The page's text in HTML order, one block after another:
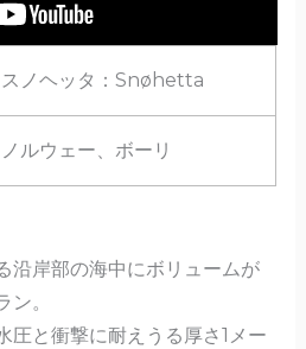
スノヘッタ：Snøhetta
ノルウェー、ボーリ
沿岸部の海中にボリュームが
。
圧と衝撃に耐えうる厚さ1メー